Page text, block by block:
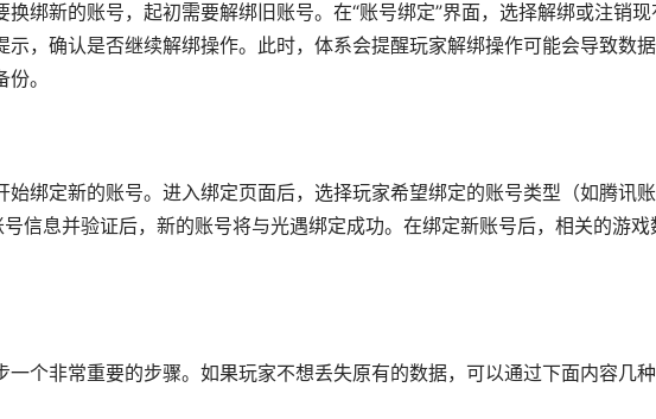
绑新的账号，起初需要解绑旧账号。在“账号绑定”界面，选择解绑或注销现
示，确认是否继续解绑操作。此时，体系会提醒玩家解绑操作可能会导致数
。
绑定新的账号。进入绑定页面后，选择玩家希望绑定的账号类型（如腾讯账
信息并验证后，新的账号将与光遇绑定成功。在绑定新账号后，相关的游戏
一个非常重要的步骤。如果玩家不想丢失原有的数据，可以通过下面内容几